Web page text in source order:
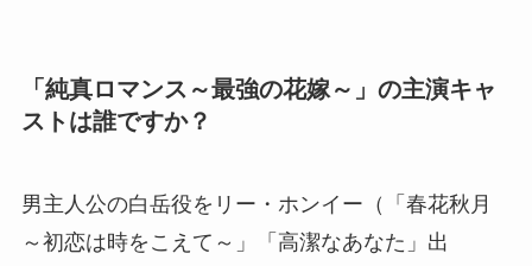
「純真ロマンス～最強の花嫁～」の主演キャ
ストは誰ですか？
男主人公の白岳役をリー・ホンイー（「春花秋月
～初恋は時をこえて～」「高潔なあなた」出